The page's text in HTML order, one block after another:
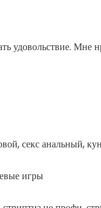
удовольствие. Мне
секс анальный,
игры